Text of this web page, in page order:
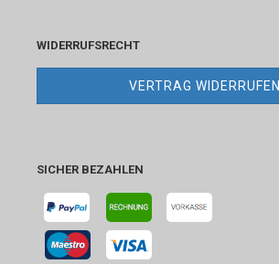
WIDERRUFSRECHT
VERTRAG WIDERRUFEN
SICHER BEZAHLEN